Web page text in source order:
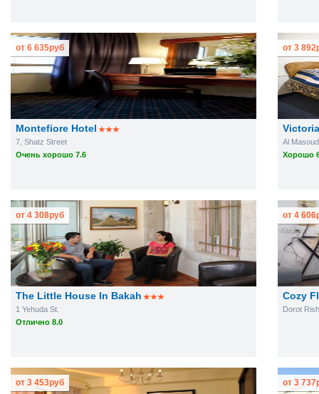
Montefiore Hotel
7, Shatz Street
Очень хорошо 7.6
от 6 635руб
Al
Хорошо
от 3 892
The Little House In Bakah
1 Yehuda St.
Отлично 8.0
от 4 308руб
Cozy
Dorot
от 4 606
от 3 453руб от 3 737